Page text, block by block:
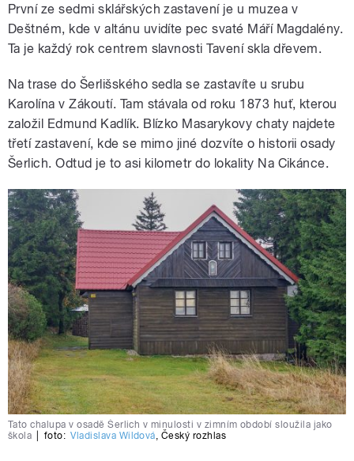
První ze sedmi sklářských zastavení je u muzea v
Deštném, kde v altánu uvidíte pec svaté Máří Magdalény.
Ta je každý rok centrem slavnosti Tavení skla dřevem.
Na trase do Šerlišského sedla se zastavíte u srubu
Karolína v Zákoutí. Tam stávala od roku 1873 huť, kterou
založil Edmund Kadlík. Blízko Masarykovy chaty najdete
třetí zastavení, kde se mimo jiné dozvíte o historii osady
Šerlich. Odtud je to asi kilometr do lokality Na Cikánce.
Tato chalupa v osadě Šerlich v minulosti v zimním období sloužila jako
škola
foto: Vladislava Wildová, Český rozhlas